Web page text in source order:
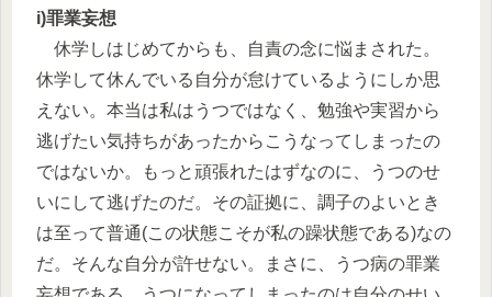
i)罪業妄想
休学しはじめてからも、自責の念に悩まされた。
休学して休んでいる自分が怠けているようにしか思
えない。本当は私はうつではなく、勉強や実習から
逃げたい気持ちがあったからこうなってしまったの
ではないか。もっと頑張れたはずなのに、うつのせ
いにして逃げたのだ。その証拠に、調子のよいとき
は至って普通(この状態こそが私の躁状態である)なの
だ。そんな自分が許せない。まさに、うつ病の罪業